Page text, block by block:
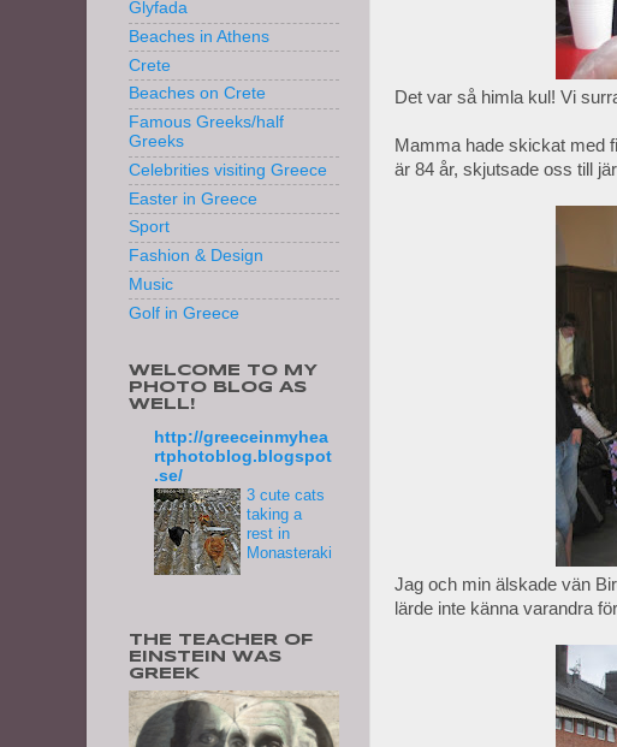
Det var så himla kul! Vi
Mamma hade skickat med
är 84 år, skjutsade oss till
Jag och min älskade vän
lärde inte känna varandra
Glyfada
Beaches in Athens
Crete
Beaches on Crete
Famous Greeks/half
Greeks
Celebrities visiting Greece
Easter in Greece
Sport
Fashion & Design
Music
Golf in Greece
WELCOME TO MY
PHOTO BLOG AS
WELL!
http://greeceinmyhea
rtphotoblog.blogspot
.se/
3 cute cats
taking a
rest in
Monasteraki
THE TEACHER OF
EINSTEIN WAS
GREEK